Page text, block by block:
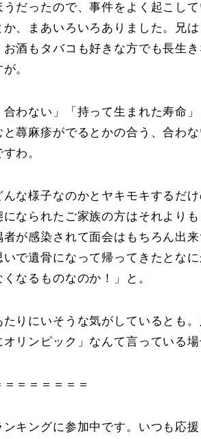
だったので、事件をよく起こし
、まあいろいろありました。兄
酒もタバコも好きな方でも長生
。
わない」「持って生まれた寿命
と蕁麻疹がでるとかの合う、合わ
わ。
な様子なのかとヤキモキするだ
なられたご家族の方はそれより
が感染されて面会はもちろん出
で遺骨になって帰ってきたとな
なるものなのか！」と。
りにいそうな気がしているとも
リンピック」なんて言っている場
＝＝＝＝＝＝
キングに参加中です。いつも応